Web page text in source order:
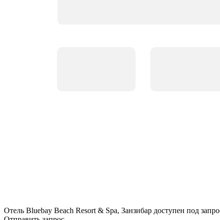
Отель Bluebay Beach Resort & Spa, Занзибар доступен под